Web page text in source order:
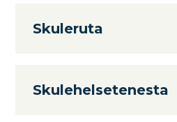
Skuleruta
Skulehelsetenesta